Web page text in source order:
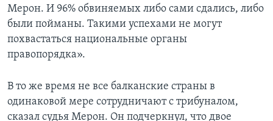
Мерон. И 96% обвиняемых либо сами сдались, либо
были пойманы. Такими успехами не могут
похвастаться национальные органы
правопорядка».
В то же время не все балканские страны в
одинаковой мере сотрудничают с трибуналом,
сказал судья Мерон. Он подчеркнул, что двое